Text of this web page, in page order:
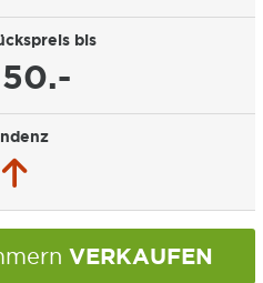
bis
VERKAUFEN